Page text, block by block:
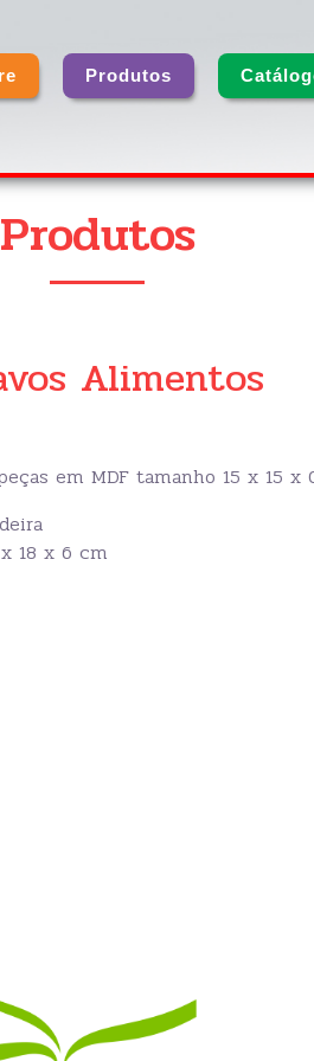
Produtos
Produtos
Alimentos
em MDF tamanho 15 x 15
18 x 6 cm